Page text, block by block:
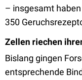
– insgesamt
350
Zellen riechen
Bislang gingen
entsprechende